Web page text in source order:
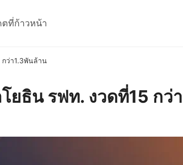
ตที่ก้าวหน้า
ว่า1.3พันล้าน
ยธิน รฟท. งวดที่15 กว่